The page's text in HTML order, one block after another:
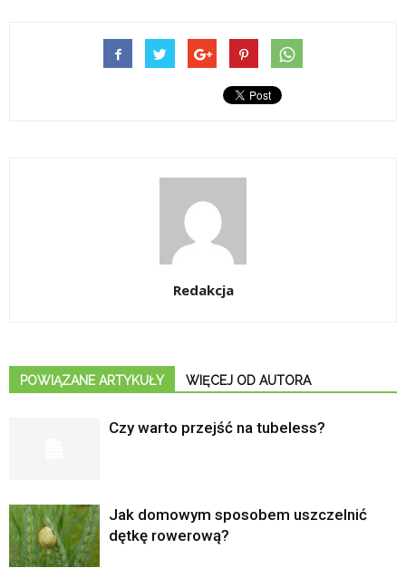
Redakcja
POWIĄZANE ARTYKUŁY WIĘCEJ OD AUTORA
Czy warto przejść na tubeless?
Jak domowym sposobem uszczelnić
dętkę rowerową?